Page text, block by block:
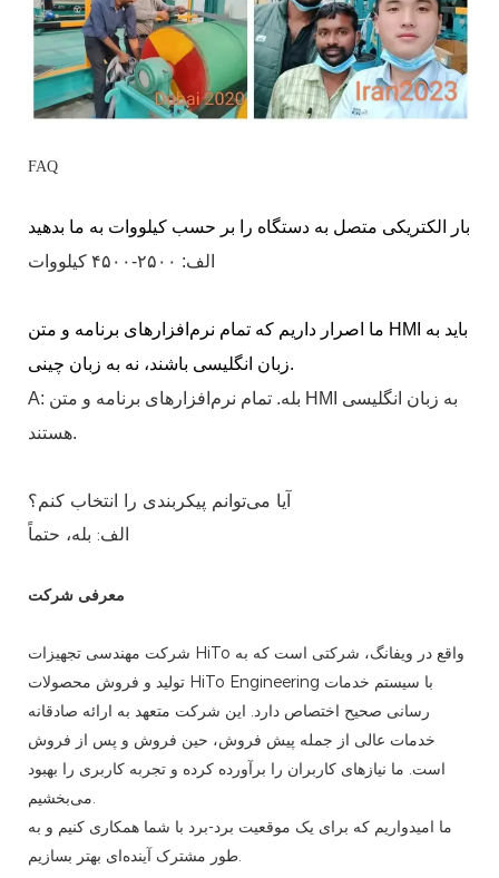
FAQ
بار الکتریکی متصل به دستگاه را بر حسب کیلووات به ما بدهید
الف: ۲۵۰۰-۴۵۰۰ کیلووات
ما اصرار داریم که تمام نرم‌افزارهای برنامه و متن HMI باید به
زبان انگلیسی باشند، نه به زبان چینی.
A: بله. تمام نرم‌افزارهای برنامه و متن HMI به زبان انگلیسی
هستند.
آیا می‌توانم پیکربندی را انتخاب کنم؟
الف: بله، حتماً
معرفی شرکت
شرکت مهندسی تجهیزات HiTo واقع در ویفانگ، شرکتی است که به
تولید و فروش محصولات HiTo Engineering با سیستم خدمات
رسانی صحیح اختصاص دارد. این شرکت متعهد به ارائه صادقانه
خدمات عالی از جمله پیش فروش، حین فروش و پس از فروش
است. ما نیازهای کاربران را برآورده کرده و تجربه کاربری را بهبود
می‌بخشیم.
ما امیدواریم که برای یک موقعیت برد-برد با شما همکاری کنیم و به
طور مشترک آینده‌ای بهتر بسازیم.